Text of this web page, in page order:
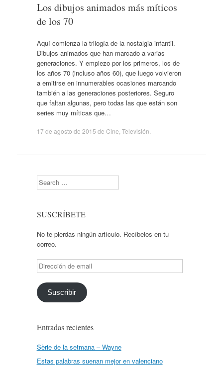
Los dibujos animados más míticos
de los 70
Aquí comienza la trilogía de la nostalgia infantil.
Dibujos animados que han marcado a varias
generaciones. Y empiezo por los primeros, los de
los años 70 (incluso años 60), que luego volvieron
a emitirse en innumerables ocasiones marcando
también a las generaciones posteriores. Seguro
que faltan algunas, pero todas las que están son
series muy míticas que…
17 de agosto de 2015 de Cine Televisión
Search
SUSCRÍBETE
No te pierdas ningún artículo. Recíbelos en tu
correo.
Dirección
de
email
Suscribir
Entradas recientes
Sèrie de la setmana – Wayne
Estas palabras suenan mejor en valenciano